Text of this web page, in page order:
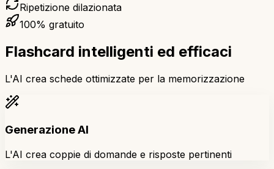
Ripetizione dilazionata
100% gratuito
Flashcard intelligenti ed efficaci
L'AI crea schede ottimizzate per la memorizzazione
Generazione AI
L'AI crea coppie di domande e risposte pertinenti